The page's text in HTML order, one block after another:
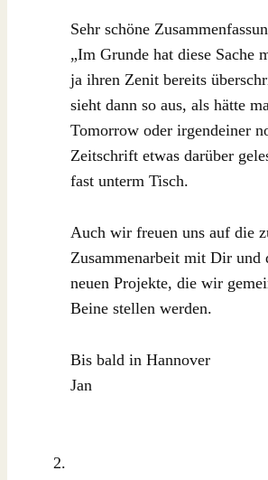
Sehr schöne
„Im Grunde hat diese Sache
ja ihren Zenit bereits
sieht dann so aus, als hätte
Tomorrow oder irgendeiner
Zeitschrift etwas darüber
fast unterm Tisch.
Auch wir freuen uns auf die
Zusammenarbeit mit Dir und
neuen Projekte, die wir
Beine stellen werden.
Bis bald in Hannover
Jan